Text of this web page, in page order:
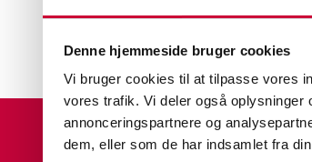
Denne hjemmeside bruger cookies
Vi bruger cookies til at tilpasse vores
vores trafik. Vi deler også oplysninger
annonceringspartnere og
dem, eller som de har indsamlet fra
Tilmeld dig vores nyhedsbrev og